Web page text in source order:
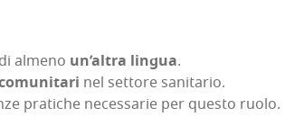
di alme­no un’altra lin­gua.
nel set­to­re sanitario.
pra­ti­che neces­sa­rie per que­sto ruolo.